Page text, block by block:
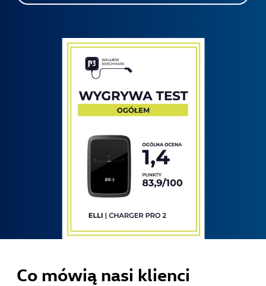
Co mówią nasi klienci